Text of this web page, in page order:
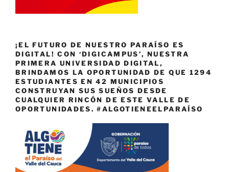
¡EL FUTURO DE NUESTRO PARAÍSO ES
DIGITAL! CON ‘DIGICAMPUS’, NUESTRA
PRIMERA UNIVERSIDAD DIGITAL,
BRINDAMOS LA OPORTUNIDAD DE QUE 1294
ESTUDIANTES EN 42 MUNICIPIOS
CONSTRUYAN SUS SUEÑOS DESDE
CUALQUIER RINCÓN DE ESTE VALLE DE
OPORTUNIDADES. #ALGOTIENEELPARAÍSO